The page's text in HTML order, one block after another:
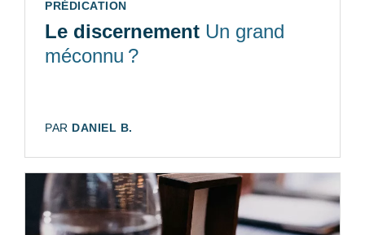
TYPE:
PRÉDICATION
Le discernement Un grand
méconnu ?
AUTEUR:
PAR DANIEL B.